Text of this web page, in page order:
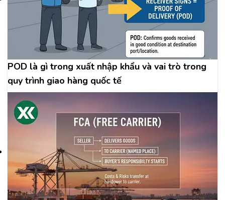
POD là gì trong xuất nhập khẩu và vai trò trong
quy trình giao hàng quốc tế